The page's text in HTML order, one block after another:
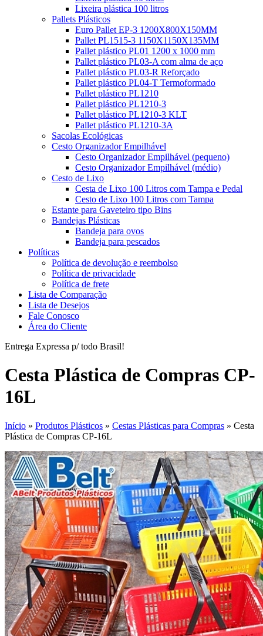
Lixeira plástica 100 litros
Pallets Plásticos
Euro Pallet EP-3 1200X800X150MM
Pallet PL1515-3 1150X1150X135MM
Pallet plástico PL01 1200 x 1000 mm
Pallet plástico PL03-A com alma de aço
Pallet plástico PL03-R Reforçado
Pallet plástico PL04-T Termoformado
Pallet plástico PL1210
Pallet plástico PL1210-3
Pallet plástico PL1210-3 KLT
Pallet plástico PL1210-3A
Sacolas Ecológicas
Cesto Organizador Empilhável
Cesto Organizador Empilhável (pequeno)
Cesto Organizador Empilhável (médio)
Cesto de Lixo
Cesta de Lixo 100 Litros com Tampa e Pedal
Cesto de Lixo 100 Litros com Tampa
Estante para Gaveteiro tipo Bins
Bandejas Plásticas
Bandeja para ovos
Bandeja para pescados
Políticas
Política de devolução e reembolso
Política de privacidade
Política de frete
Lista de Comparação
Lista de Desejos
Fale Conosco
Área do Cliente
Entrega Expressa p/ todo Brasil!
Cesta Plástica de Compras CP-
16L
Início » Produtos Plásticos » Cestas Plásticas para Compras » Cesta
Plástica de Compras CP-16L